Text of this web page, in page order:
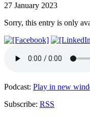
27 January 2023
Sorry, this entry is only
Podcast: Play in new
Subscribe: RSS